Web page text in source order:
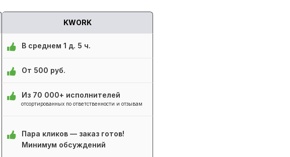
KWORK
В среднем 1 д. 5 ч.
От 500 руб.
Из 70 000+ исполнителей
отсортированных по ответственности и отзывам
Пара кликов — заказ готов!
Минимум обсуждений